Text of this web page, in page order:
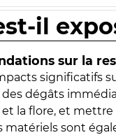
il
sur la
significatifs
dégâts
la flore, et
sont